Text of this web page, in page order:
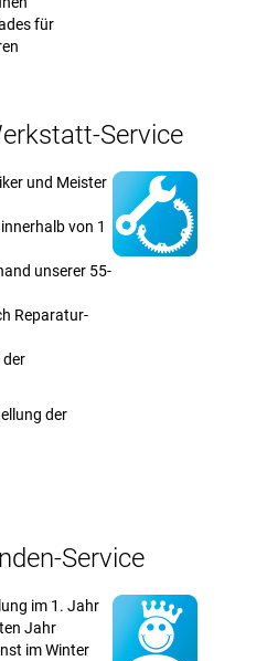
für
Service
und Meister
von 1
unserer 55-
Reparatur-
der
der
Service
im 1. Jahr
Jahr
im Winter